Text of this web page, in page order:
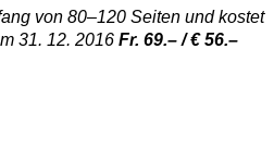
von 80–120 Seiten und kostet
31. 12. 2016 Fr. 69.– / € 56.–